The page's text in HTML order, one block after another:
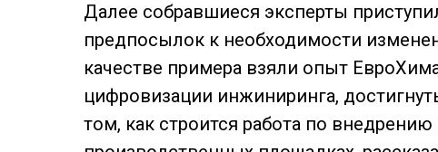
Далее собравшиеся эксперты
предпосылок к необходимости
качестве примера взяли опыт
цифровизации инжиниринга,
том, как строится работа по